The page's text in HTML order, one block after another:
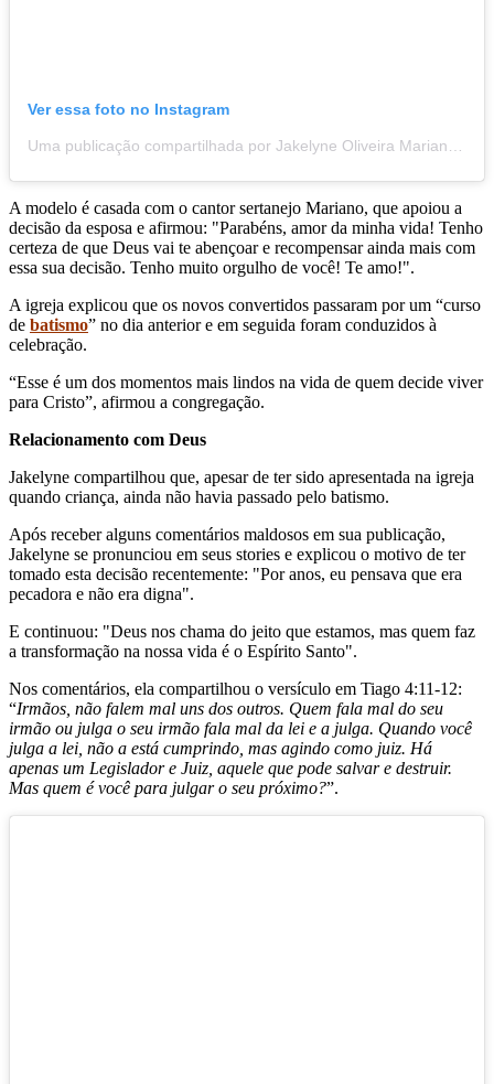
Ver essa foto no Instagram
A modelo é casada com o cantor sertanejo Mariano, que apoiou a
decisão da esposa e afirmou: "Parabéns, amor da minha vida! Tenho
certeza de que Deus vai te abençoar e recompensar ainda mais com
essa sua decisão. Tenho muito orgulho de você! Te amo!".
A igreja explicou que os novos convertidos passaram por um “curso
de batismo” no dia anterior e em seguida foram conduzidos à
celebração.
“Esse é um dos momentos mais lindos na vida de quem decide viver
para Cristo”, afirmou a congregação.
Relacionamento com Deus
Jakelyne compartilhou que, apesar de ter sido apresentada na igreja
quando criança, ainda não havia passado pelo batismo.
Após receber alguns comentários maldosos em sua publicação,
Jakelyne se pronunciou em seus stories e explicou o motivo de ter
tomado esta decisão recentemente: "Por anos, eu pensava que era
pecadora e não era digna".
E continuou: "Deus nos chama do jeito que estamos, mas quem faz
a transformação na nossa vida é o Espírito Santo".
Nos comentários, ela compartilhou o versículo em ‭‭Tiago‬ ‭4‬:‭11‬-‭12:
“Irmãos, não falem mal uns dos outros. Quem fala mal do seu
irmão ou julga o seu irmão fala mal da lei e a julga. Quando você
julga a lei, não a está cumprindo, mas agindo como juiz. Há
apenas um Legislador e Juiz, aquele que pode salvar e destruir.
Mas quem é você para julgar o seu próximo?”.